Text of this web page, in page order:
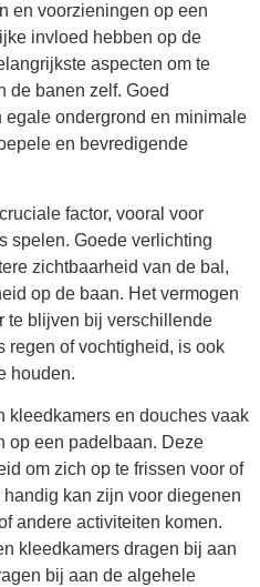
en voorzieningen op een
invloed hebben op de
aspecten om te
de banen zelf. Goed
ondergrond en minimale
en bevredigende
factor, vooral voor
spelen. Goede verlichting
zichtbaarheid van de bal,
op de baan. Het vermogen
te blijven bij verschillende
regen of vochtigheid, is ook
houden.
kleedkamers en douches vaak
op een padelbaan. Deze
om zich op te frissen voor of
kan zijn voor diegenen
andere activiteiten komen.
kleedkamers dragen bij aan
bij aan de algehele